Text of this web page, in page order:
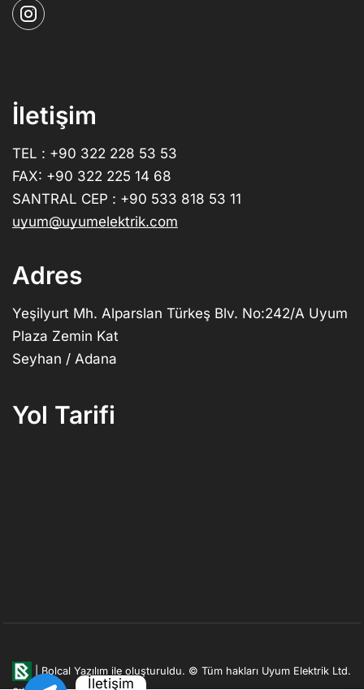
İletişim
TEL : +90 322 228 53 53
FAX: +90 322 225 14 68
SANTRAL CEP : +90 533 818 53 11
uyum@uyumelektrik.com
Adres
Yeşilyurt Mh. Alparslan Türkeş Blv. No:242/A Uyum
Plaza Zemin Kat
Seyhan / Adana
Yol Tarifi
Bolcal Yazılım ile oluşturuldu. © Tüm hakları Uyum Elektrik Ltd.
İletişim